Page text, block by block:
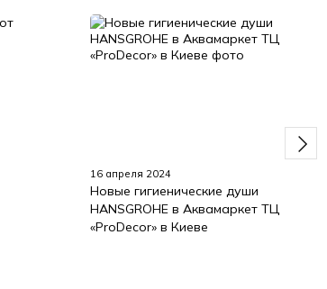
16 апреля 2024
Новые гигиенические души
HANSGROHE в Аквамаркет ТЦ
«ProDecor» в Киеве